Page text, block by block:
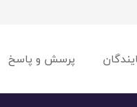
پرسش و پاسخ